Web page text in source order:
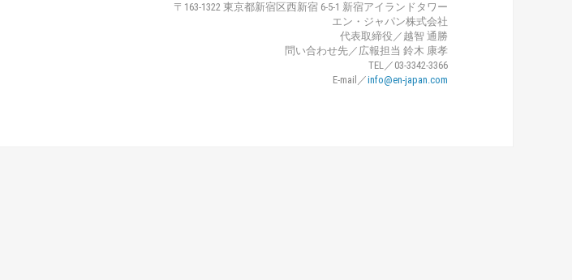
〒163-1322 東京都新宿区西新宿 6-5-1 新宿アイランドタワー
エン・ジャパン株式会社
代表取締役／越智 通勝
問い合わせ先／広報担当 鈴木 康孝
TEL／03-3342-3366
E-mail／info@en-japan.com